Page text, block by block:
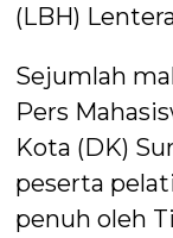
(LBH)
Sejumlah
Pers
Kota (DK)
peserta
penuh oleh